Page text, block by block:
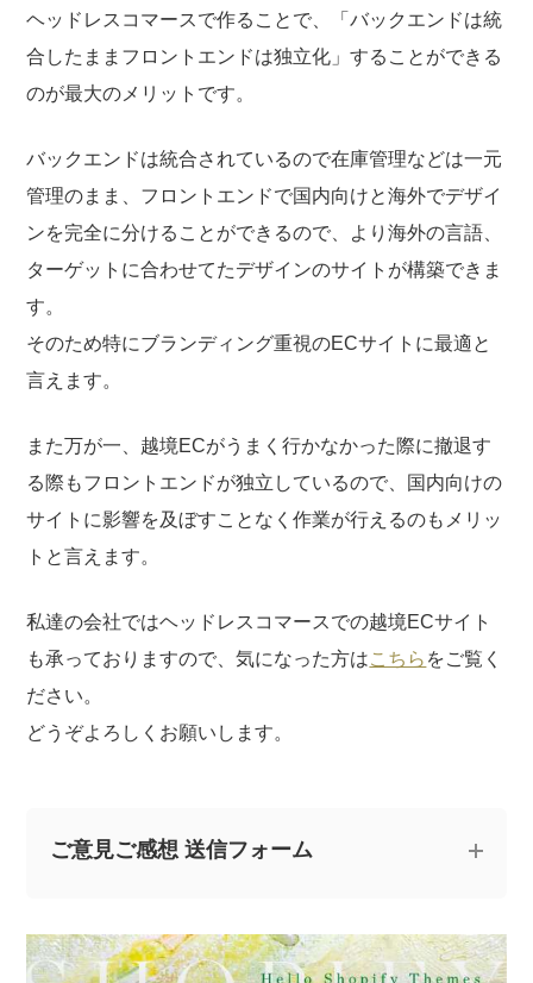
ヘッドレスコマースで作ることで、「バックエンドは統
合したままフロントエンドは独立化」することができる
のが最大のメリットです。
バックエンドは統合されているので在庫管理などは一元
管理のまま、フロントエンドで国内向けと海外でデザイ
ンを完全に分けることができるので、より海外の言語、
ターゲットに合わせてたデザインのサイトが構築できま
す。
そのため特にブランディング重視のECサイトに最適と
言えます。
また万が一、越境ECがうまく行かなかった際に撤退す
る際もフロントエンドが独立しているので、国内向けの
サイトに影響を及ぼすことなく作業が行えるのもメリッ
トと言えます。
私達の会社ではヘッドレスコマースでの越境ECサイト
も承っておりますので、気になった方はこちら をご覧く
ださい。
どうぞよろしくお願いします。
ご意見ご感想 送信フォーム
にお寄せください。